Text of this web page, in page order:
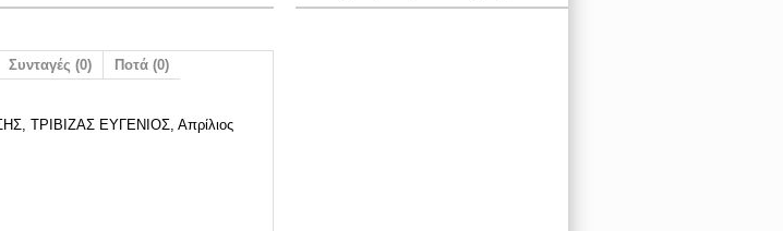
Συνταγές (0) Ποτά (0)
ΤΡΙΒΙΖΑΣ ΕΥΓΕΝΙΟΣ, Απρίλιος